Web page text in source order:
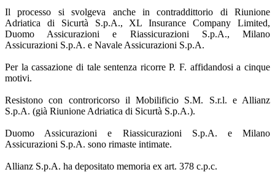
Il processo si svolgeva anche in contraddittorio di Riunione
Adriatica di Sicurtà S.p.A., XL Insurance Company Limited,
Duomo Assicurazioni e Riassicurazioni S.p.A., Milano
Assicurazioni S.p.A. e Navale Assicurazioni S.p.A.
Per la cassazione di tale sentenza ricorre P. F. affidandosi a cinque
motivi.
Resistono con controricorso il Mobilificio S.M. S.r.l. e Allianz
S.p.A. (già Riunione Adriatica di Sicurtà S.p.A.).
Duomo Assicurazioni e Riassicurazioni S.p.A. e Milano
Assicurazioni S.p.A. sono rimaste intimate.
Allianz S.p.A. ha depositato memoria ex art. 378 c.p.c.